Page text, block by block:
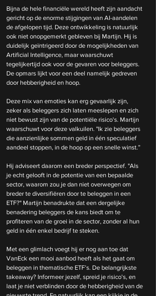
Bijna de hele financiële wereld heeft zijn aandacht
gericht op de enorme stijgingen van AI-aandelen
de afgelopen tijd. Deze ontwikkeling is natuurlijk
ook niet onopgemerkt gebleven bij Martijn. Hij is
duidelijk geïntrigeerd door de mogelijkheden van
Artificial Intelligence, maar waarschuwt
tegelijkertijd ook voor de gevaren voor beleggers.
De opmars lijkt voor een deel namelijk gedreven
door hebberigheid en hoop.
Deze mix van emoties kan erg gevaarlijk zijn,
zeker als beleggers zich laten meeslepen en zich
niet bewust zijn van de potentiële risico's. Martijn
waarschuwt voor deze valkuilen. "Ik zie beleggers
die aanzienlijke sommen geld in één speculatief
aandeel stoppen, in de hoop op een snelle winst.”
Hij adviseert daarom een breder perspectief. "Als
je echt gelooft in de potentie van een bepaalde
sector, waarom zou je dan niet overwegen om
breder te diversifiëren door te beleggen in een
ETF?" Martijn benadrukte dat een dergelijke
benadering beleggers de kans biedt om te
profiteren van de groei in de sector, zonder al hun
geld in één enkel bedrijf te steken.
Met een glimlach voegt hij er nog aan toe dat
VanEck een mooi aanbod heeft als het gaat om
beleggen in thematische ETF’s. De belangrijkste
takeaway? Informeer jezelf, spreid je risico's, en
laat je niet verblinden door de hebberigheid van de